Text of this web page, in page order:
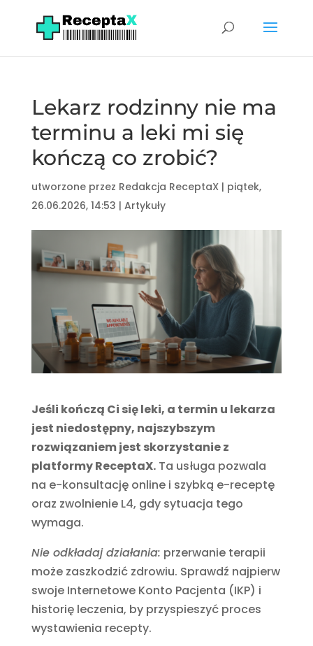
Lekarz rodzinny nie ma
terminu a leki mi się
kończą co zrobić?
utworzone przez Redakcja ReceptaX| piątek,
26.06.2026, 14:53 | Artykuły
Jeśli kończą Ci się leki, a termin u lekarza
jest niedostępny, najszybszym
rozwiązaniem jest skorzystanie z
platformy ReceptaX.Ta usługa pozwala
na e-konsultację online i szybką e-receptę
oraz zwolnienie L4, gdy sytuacja tego
wymaga.
Nie odkładaj działania: przerwanie terapii
może zaszkodzić zdrowiu. Sprawdź najpierw
swoje Internetowe Konto Pacjenta (IKP) i
historię leczenia, by przyspieszyć proces
wystawienia recepty.